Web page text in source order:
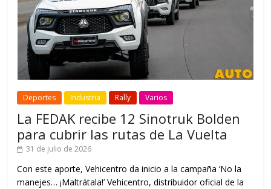
Deportes Industria Rally Varios
La FEDAK recibe 12 Sinotruk Bolden
para cubrir las rutas de La Vuelta
31 de julio de 2026
Con este aporte, Vehicentro da inicio a la campaña ‘No la
manejes… ¡Maltrátala!’ Vehicentro, distribuidor oficial de la